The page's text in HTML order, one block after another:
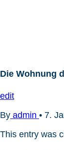
Die Wohnung
edit
By admin • 7.
This entry was